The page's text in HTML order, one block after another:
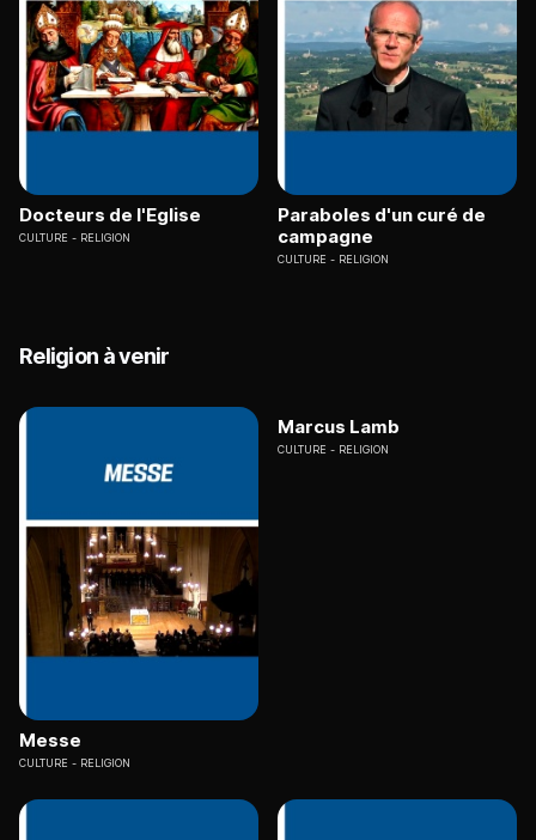
Docteurs de l'Eglise
CULTURE RELIGION
Paraboles d'un curé de
campagne
CULTURE RELIGION
Religion à venir
Messe
CULTURE RELIGION
Marcus Lamb
CULTURE RELIGION